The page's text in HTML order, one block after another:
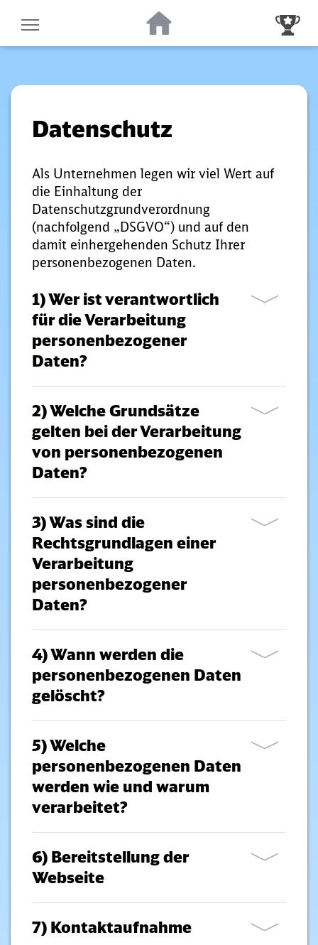
Datenschutz
Als Unternehmen legen wir viel Wert auf
die Einhaltung der
Datenschutzgrundverordnung
(nachfolgend „DSGVO“) und auf den
damit einhergehenden Schutz Ihrer
personenbezogenen Daten.
1) Wer ist verantwortlich
für die Verarbeitung
personenbezogener
Daten?
2) Welche Grundsätze
gelten bei der Verarbeitung
von personenbezogenen
Daten?
3) Was sind die
Rechtsgrundlagen einer
Verarbeitung
personenbezogener
Daten?
4) Wann werden die
personenbezogenen Daten
gelöscht?
5) Welche
personenbezogenen Daten
werden wie und warum
verarbeitet?
6) Bereitstellung der
Webseite
7) Kontaktaufnahme